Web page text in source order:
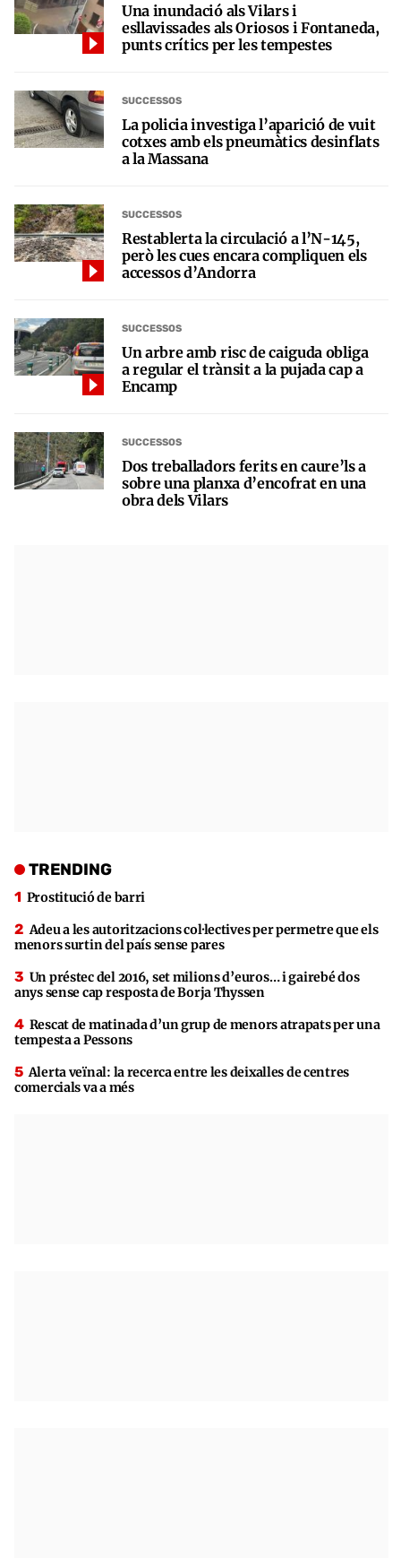
Una inundació als Vilars i
esllavissades als Oriosos i Fontaneda,
punts crítics per les tempestes
SUCCESSOS
La policia investiga l’aparició de vuit
cotxes amb els pneumàtics desinflats
a la Massana
SUCCESSOS
Restablerta la circulació a l’N-145,
però les cues encara compliquen els
accessos d’Andorra
SUCCESSOS
Un arbre amb risc de caiguda obliga
a regular el trànsit a la pujada cap a
Encamp
SUCCESSOS
Dos treballadors ferits en caure’ls a
sobre una planxa d’encofrat en una
obra dels Vilars
TRENDING
Prostitució de barri
Adeu a les autoritzacions col·lectives per permetre que els
menors surtin del país sense pares
Un préstec del 2016, set milions d’euros… i gairebé dos
anys sense cap resposta de Borja Thyssen
Rescat de matinada d’un grup de menors atrapats per una
tempesta a Pessons
Alerta veïnal: la recerca entre les deixalles de centres
comercials va a més